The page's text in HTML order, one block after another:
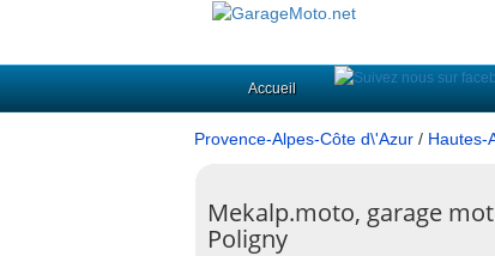
Accueil
Provence-Alpes-Côte d\'Azur / Hautes-
Mekalp.moto, garage
Poligny